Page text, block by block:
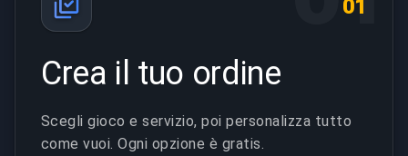
01
Crea il tuo ordine
Scegli gioco e servizio, poi personalizza tutto
come vuoi. Ogni opzione è gratis.